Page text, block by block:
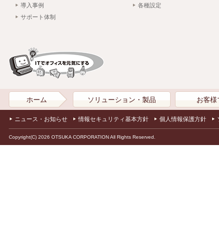
導入事例
サポート体制
各種設定
ホーム ソリューション・製品 お客様
ニュース・お知らせ 情報セキュリティ基本方針 個人情報保護方針
Copyright(C) 2026 OTSUKA CORPORATION All Rights Reserved.